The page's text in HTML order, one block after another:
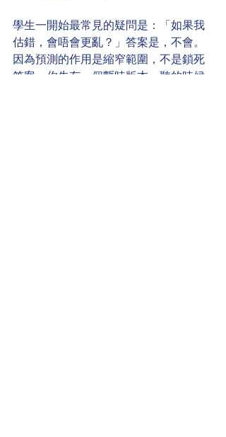
學生一開始最常見的疑問是：「如果我
估錯，會唔會更亂？」答案是，不會。
因為預測的作用是縮窄範圍，不是鎖死
答案。你先有一個暫時版本，聽的時候